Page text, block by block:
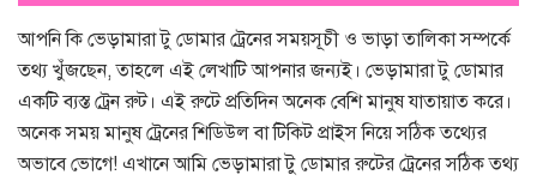
আপনি কি ভেড়ামারা টু ডোমার ট্রেনের সময়সূচী ও ভাড়া তালিকা সম্পর্কে
তথ্য খুঁজছেন, তাহলে এই লেখাটি আপনার জন্যই। ভেড়ামারা টু ডোমার
একটি ব্যস্ত ট্রেন রুট। এই রুটে প্রতিদিন অনেক বেশি মানুষ যাতায়াত করে।
অনেক সময় মানুষ ট্রেনের শিডিউল বা টিকিট প্রাইস নিয়ে সঠিক তথ্যের
অভাবে ভোগে! এখানে আমি ভেড়ামারা টু ডোমার রুটের ট্রেনের সঠিক তথ্য